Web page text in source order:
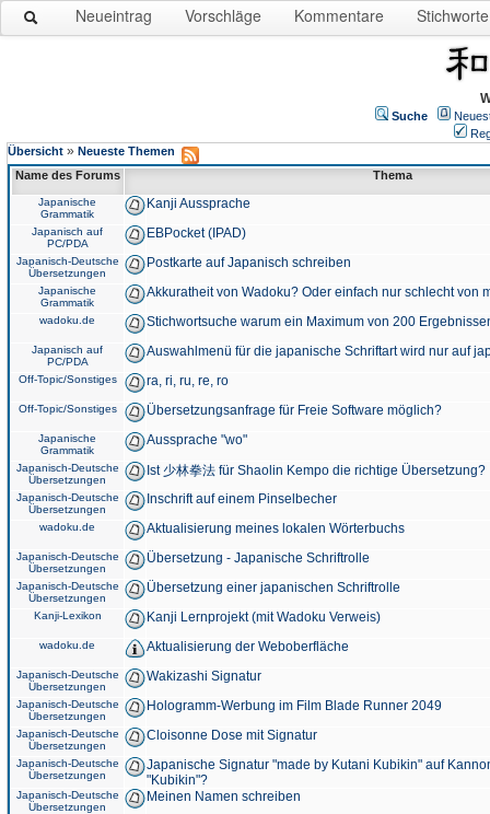
Neueintrag Vorschläge Kommentare Stichworte
Suche
Übersicht » Neueste Themen
Name des Forums
Thema
Japanische
Grammatik
Kanji Aussprache
Japanisch auf
PC/PDA
EBPocket (IPAD)
Japanisch-Deutsche
Übersetzungen
Postkarte auf Japanisch schreiben
Japanische
Grammatik
Akkuratheit von Wadoku? Oder einfach nur schlecht von
wadoku.de Stichwortsuche warum ein Maximum von 200
Japanisch auf
PC/PDA
Auswahlmenü für die japanische Schriftart wird nur auf
Off-Topic/Sonstiges ra, ri, ru, re, ro
Off-Topic/Sonstiges Übersetzungsanfrage für Freie Software möglich?
Japanische
Grammatik
Aussprache "wo"
Japanisch-Deutsche
Übersetzungen
Ist 少林拳法 für Shaolin Kempo die richtige Übersetzung?
Japanisch-Deutsche
Übersetzungen
Inschrift auf einem Pinselbecher
wadoku.de Aktualisierung meines lokalen Wörterbuchs
Japanisch-Deutsche
Übersetzungen
Übersetzung - Japanische Schriftrolle
Japanisch-Deutsche
Übersetzungen
Übersetzung einer japanischen Schriftrolle
Kanji-Lexikon Kanji Lernprojekt (mit Wadoku Verweis)
wadoku.de Aktualisierung der Weboberfläche
Japanisch-Deutsche
Übersetzungen
Wakizashi Signatur
Japanisch-Deutsche
Übersetzungen
Hologramm-Werbung im Film Blade Runner 2049
Japanisch-Deutsche
Übersetzungen
Cloisonne Dose mit Signatur
Japanisch-Deutsche
Übersetzungen
Japanische Signatur "made by Kutani Kubikin" auf
"Kubikin"?
Japanisch-Deutsche
Übersetzungen
Meinen Namen schreiben